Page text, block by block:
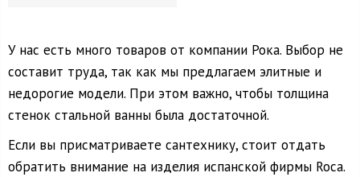
У нас есть много товаров от компании Рока. Выбор не
составит труда, так как мы предлагаем элитные и
недорогие модели. При этом важно, чтобы толщина
стенок стальной ванны была достаточной.
Если вы присматриваете сантехнику, стоит отдать
обратить внимание на изделия испанской фирмы Roca.